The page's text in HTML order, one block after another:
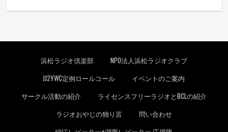
フッターメニュー
浜松ラジオ倶楽部
NPO法人浜松ラジオクラブ
JJ2YWC定例ロールコール
イベントのご案内
サークル活動の紹介
ライセンスフリーラジオとBCLの紹介
ラジオおやじの独り言
問い合わせ